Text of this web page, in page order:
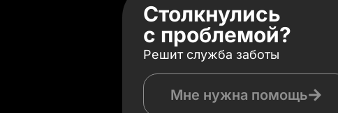
Столкнулись
с проблемой?
Решит служба заботы
Мне нужна помощь